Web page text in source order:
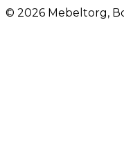
© 2026 Mebeltorg,